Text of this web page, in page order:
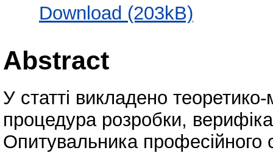
Download (203kB)
Abstract
У статті викладено
процедура розробки,
Опитувальника професійного